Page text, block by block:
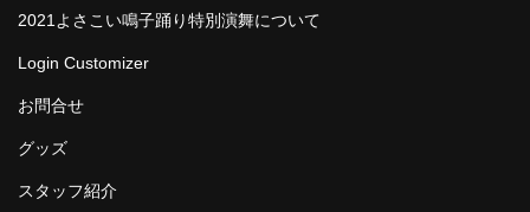
2021よさこい鳴子踊り特別演舞について
Login Customizer
お問合せ
グッズ
スタッフ紹介